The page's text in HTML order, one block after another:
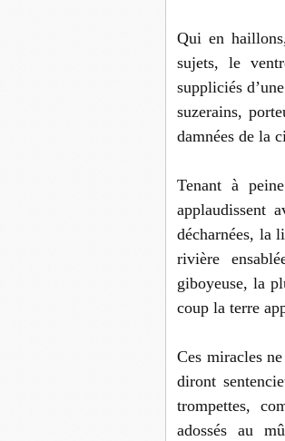
Qui en
sujets, le
suppliciés
suzerains,
damnées de la
Tenant à
applaudissent
décharnées, la
rivière
giboyeuse, la
coup la terre
Ces miracles
diront
trompettes,
adossés au